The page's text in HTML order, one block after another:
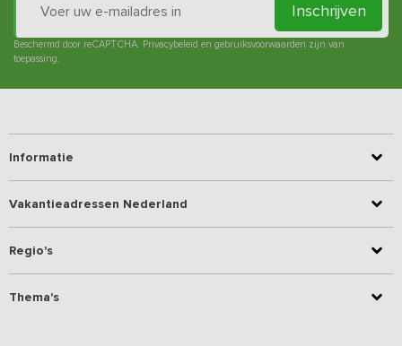
Inschrijven
Beschermd door reCAPTCHA. Privacybeleid en gebruiksvoorwaarden zijn van
toepassing.
Informatie
Vakantieadressen Nederland
Regio's
Thema's